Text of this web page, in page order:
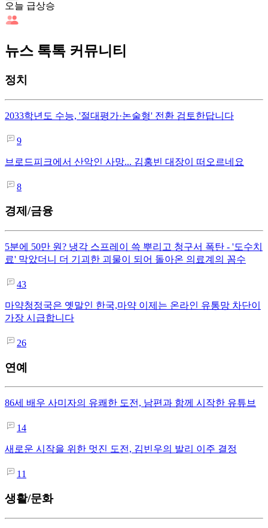
오늘 급상승
뉴스 톡톡 커뮤니티
정치
2033학년도 수능, '절대평가·논술형' 전환 검토한답니다
9
브로드피크에서 산악인 사망... 김홍빈 대장이 떠오르네요
8
경제/금융
5분에 50만 원? 냉각 스프레이 쓱 뿌리고 청구서 폭탄 - '도수치
료' 막았더니 더 기괴한 괴물이 되어 돌아온 의료계의 꼼수
43
마약청정국은 옛말인 한국,마약 이제는 온라인 유통망 차단이
가장 시급합니다
26
연예
86세 배우 사미자의 유쾌한 도전, 남편과 함께 시작한 유튜브
14
새로운 시작을 위한 멋진 도전, 김빈우의 발리 이주 결정
11
생활/문화